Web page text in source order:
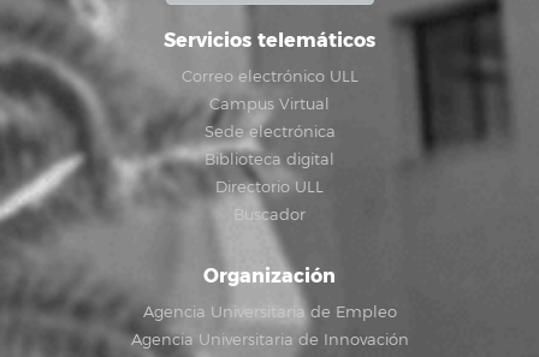
Servicios telemáticos
Correo electrónico ULL
Campus Virtual
Sede electrónica
Biblioteca digital
Directorio ULL
Buscador
Organización
Agencia Universitaria de Empleo
Agencia Universitaria de Innovación